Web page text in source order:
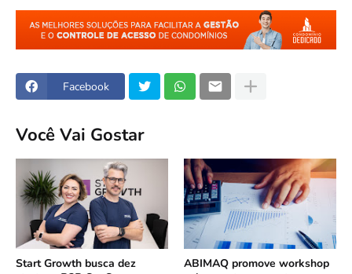
Facebook
Você Vai Gostar
Start Growth busca dez
ABIMAQ promove workshop